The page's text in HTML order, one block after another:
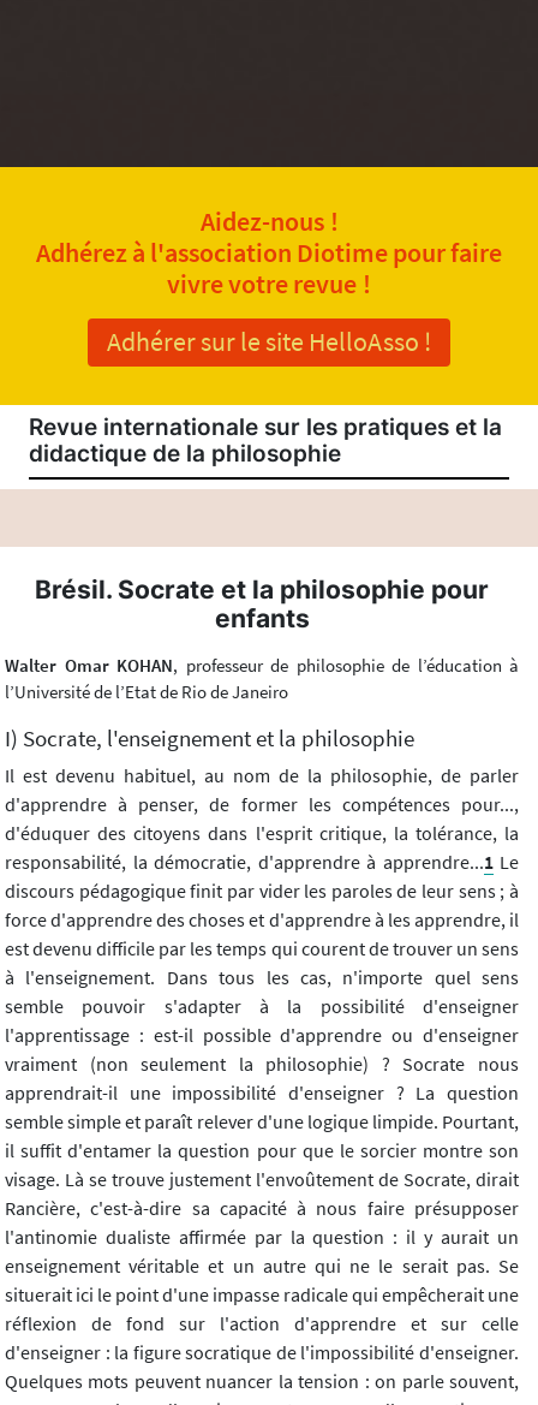
Aidez-nous !
Adhérez à l'association Diotime pour faire
vivre votre revue !
Adhérer sur le site HelloAsso !
Revue internationale sur les pratiques et la
didactique de la philosophie
Brésil. Socrate et la philosophie pour
enfants
Walter Omar KOHAN, professeur de philosophie de l’éducation à
l’Université de l’Etat de Rio de Janeiro
I) Socrate, l'enseignement et la philosophie
Il est devenu habituel, au nom de la philosophie, de parler
d'apprendre à penser, de former les compétences pour...,
d'éduquer des citoyens dans l'esprit critique, la tolérance, la
responsabilité, la démocratie, d'apprendre à apprendre...1Le
discours pédagogique finit par vider les paroles de leur sens ; à
force d'apprendre des choses et d'apprendre à les apprendre, il
est devenu difficile par les temps qui courent de trouver un sens
à l'enseignement. Dans tous les cas, n'importe quel sens
semble pouvoir s'adapter à la possibilité d'enseigner
l'apprentissage : est-il possible d'apprendre ou d'enseigner
vraiment (non seulement la philosophie) ? Socrate nous
apprendrait-il une impossibilité d'enseigner ? La question
semble simple et paraît relever d'une logique limpide. Pourtant,
il suffit d'entamer la question pour que le sorcier montre son
visage. Là se trouve justement l'envoûtement de Socrate, dirait
Rancière, c'est-à-dire sa capacité à nous faire présupposer
l'antinomie dualiste affirmée par la question : il y aurait un
enseignement véritable et un autre qui ne le serait pas. Se
situerait ici le point d'une impasse radicale qui empêcherait une
réflexion de fond sur l'action d'apprendre et sur celle
d'enseigner : la figure socratique de l'impossibilité d'enseigner.
Quelques mots peuvent nuancer la tension : on parle souvent,